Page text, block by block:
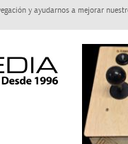
y ayudarnos a mejorar